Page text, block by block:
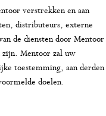
verstrekken en aan
distributeurs, externe
de diensten door Mentoor
zijn. Mentoor zal uw
toestemming, aan derden
doelen.